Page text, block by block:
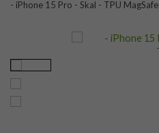
- iPhone 15 Pro - Skal - TPU